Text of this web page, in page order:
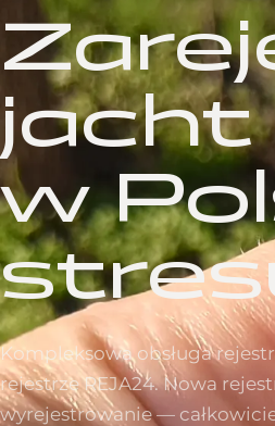
jacht
w
Kompleksowa obsługa
rejestrze REJA24. Nowa
wyrejestrowanie —